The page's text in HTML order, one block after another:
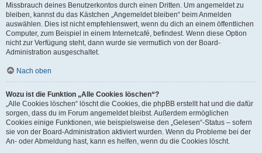
Missbrauch deines Benutzerkontos durch einen Dritten. Um angemeldet zu
bleiben, kannst du das Kästchen „Angemeldet bleiben“ beim Anmelden
auswählen. Dies ist nicht empfehlenswert, wenn du dich an einem öffentlichen
Computer, zum Beispiel in einem Internetcafé, befindest. Wenn diese Option
nicht zur Verfügung steht, dann wurde sie vermutlich von der Board-
Administration ausgeschaltet.
Nach oben
Wozu ist die Funktion „Alle Cookies löschen“?
„Alle Cookies löschen“ löscht die Cookies, die phpBB erstellt hat und die dafür
sorgen, dass du im Forum angemeldet bleibst. Außerdem ermöglichen
Cookies einige Funktionen, wie beispielsweise den „Gelesen“-Status – sofern
sie von der Board-Administration aktiviert wurden. Wenn du Probleme bei der
An- oder Abmeldung hast, kann es helfen, wenn du die Cookies löscht.